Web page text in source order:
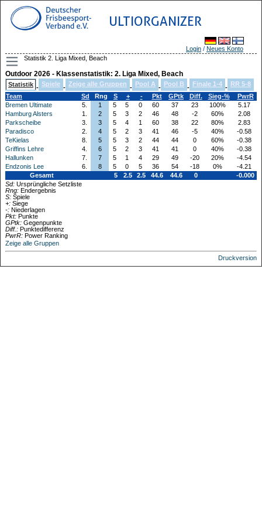
ULTIORGANIZER
Login / Neues Konto
Statistik 2. Liga Mixed, Beach
Outdoor 2026 - Klassenstatistik: 2. Liga Mixed, Beach
Statistik - Spiele - Zeige alle Gruppen - Pool A - Pool B - Finale 1-4 - RR 5-8
Team
Sd Rng S + - Pkt GPtk Diff. Sieg-%
PwrR
Bremen Ultimate
5. 1 5 5 0 60 37 23 100%
5.17
Hamburg Alsters
1. 2 5 3 2 46 48 -2 60%
2.08
Parkscheibe
3. 3 5 4 1 60 38 22 80%
2.83
Paradisco
2. 4 5 2 3 41 46 -5 40%
-0.58
TeKielas
8. 5 5 3 2 44 44 0 60%
-0.38
Griffins Lehre
4. 6 5 2 3 41 41 0 40%
-0.38
Hallunken
7. 7 5 1 4 29 49 -20 20%
-4.54
Endzonis Lee
6. 8 5 0 5 36 54 -18 0%
-4.21
Gesamt
5 2.5 2.5 44.6 44.6 0
-0.000
Sd: Ursprüngliche Setzliste
Rng: Endergebnis
S: Spiele
+: Siege
-: Niederlagen
Pkt: Punkte
GPtk: Gegenpunkte
Diff.: Punktedifferenz
PwrR: Power Ranking
Zeige alle Gruppen
Druckversion